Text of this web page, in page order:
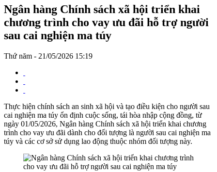
Ngân hàng Chính sách xã hội triển khai
chương trình cho vay ưu đãi hỗ trợ người
sau cai nghiện ma túy
Thứ năm - 21/05/2026 15:19
Thực hiện chính sách an sinh xã hội và tạo điều kiện cho người sau
cai nghiện ma túy ổn định cuộc sống, tái hòa nhập cộng đồng, từ
ngày 01/05/2026, Ngân hàng Chính sách xã hội triển khai chương
trình cho vay ưu đãi dành cho đối tượng là người sau cai nghiện ma
túy và các cơ sở sử dụng lao động thuộc nhóm đối tượng này.